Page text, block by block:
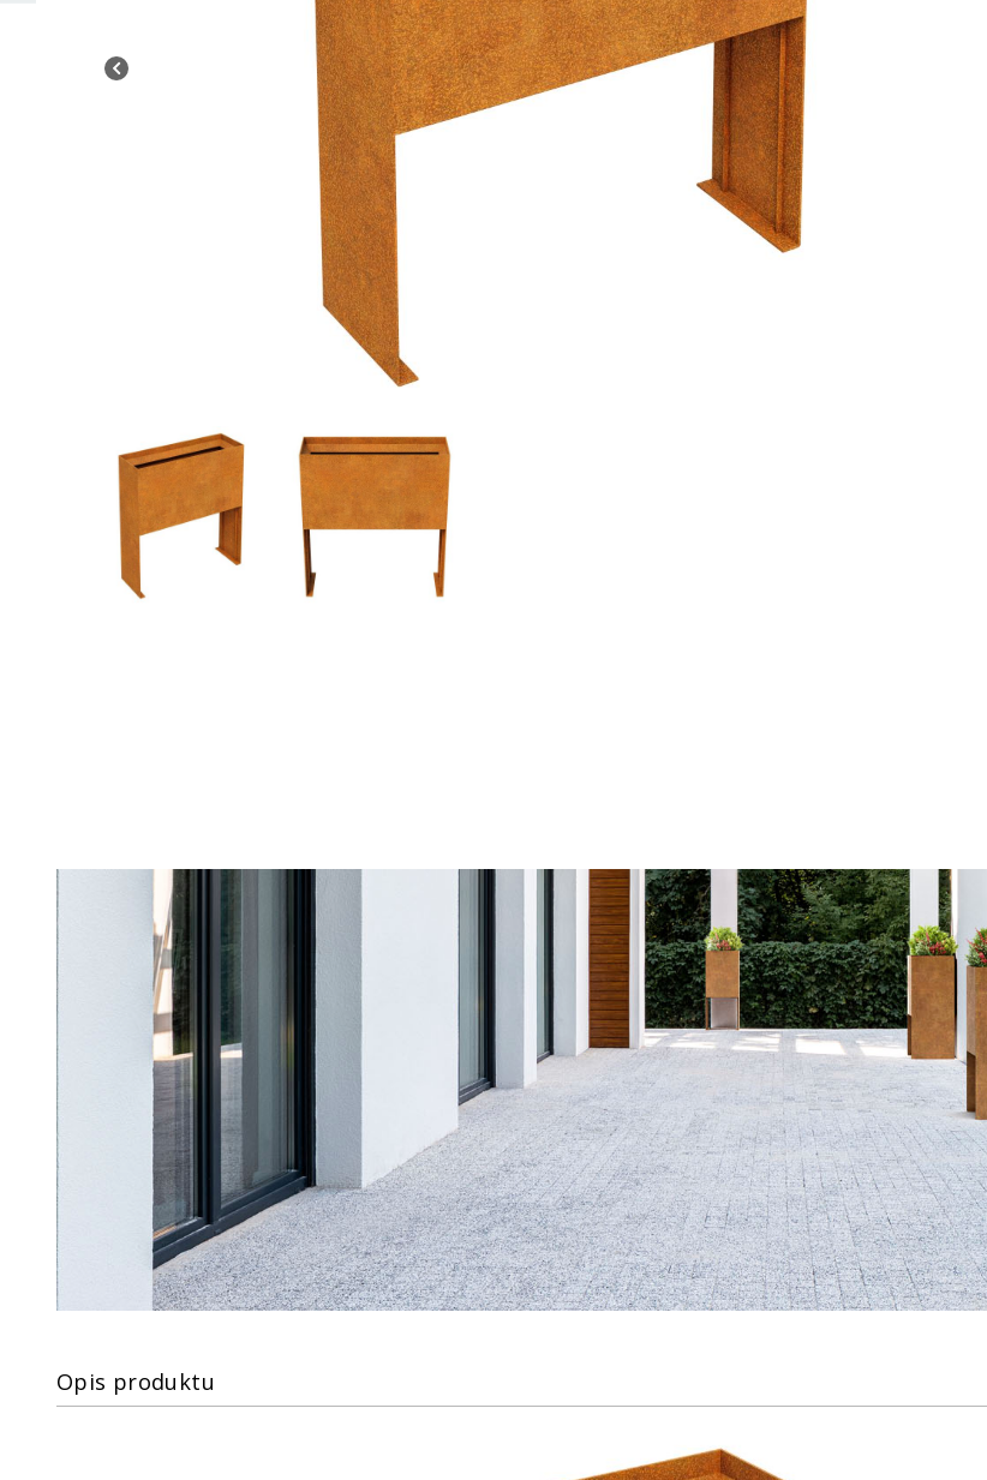
Opis produktu